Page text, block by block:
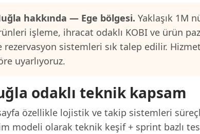
hakkında — Ege bölgesi. Yaklaşık 1M
işleme, ihracat odaklı KOBI ve ürün
rezervasyon sistemleri sık talep edilir.
uyarlıyoruz.
odaklı teknik kapsam
özellikle lojistik ve takip sistemleri
modeli olarak teknik keşif + sprint bazlı